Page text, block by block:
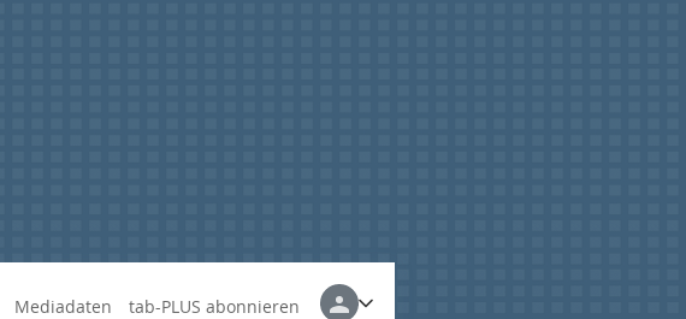
Mediadaten tab-PLUS abonnieren